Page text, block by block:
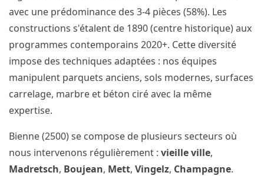
avec une prédominance des 3-4 pièces (58%). Les
constructions s'étalent de 1890 (centre historique) aux
programmes contemporains 2020+. Cette diversité
impose des techniques adaptées : nos équipes
manipulent parquets anciens, sols modernes, surfaces
carrelage, marbre et béton ciré avec la même
expertise.
Bienne (2500) se compose de plusieurs secteurs où
nous intervenons régulièrement : vieille ville,
Madretsch, Boujean, Mett, Vingelz, Champagne.